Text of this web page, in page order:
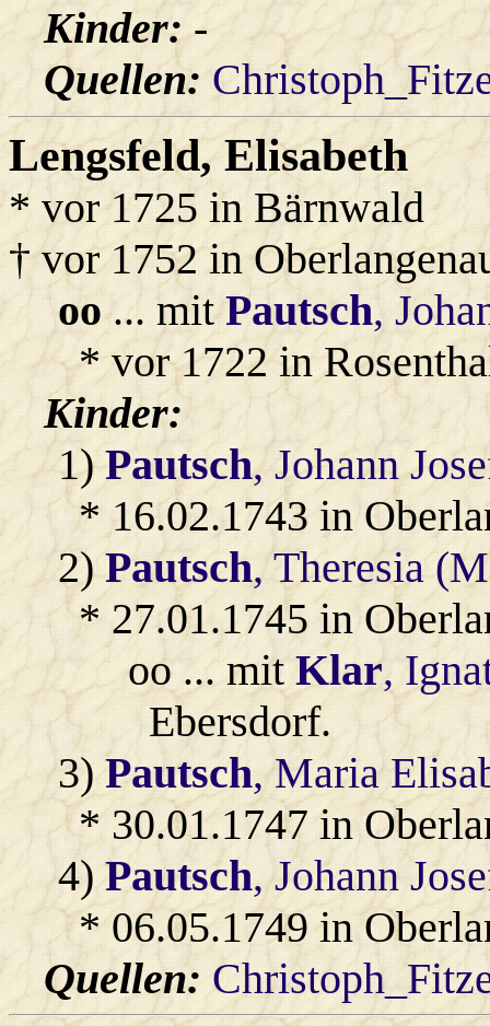
Kinder:-
Quellen:
Lengsfeld, Elisabeth
* vor 1725 in Bärnwald
† vor 1752 in
oo... mitPautsch,
* vor 1722 in
Kinder:
1)Pautsch, Johann
* 16.02.1743 in
2)Pautsch, Theresia
* 27.01.1745 in
oo ... mitKlar,
Ebersdorf.
3)Pautsch, Maria
* 30.01.1747 in
4)Pautsch, Johann
* 06.05.1749 in
Quellen: